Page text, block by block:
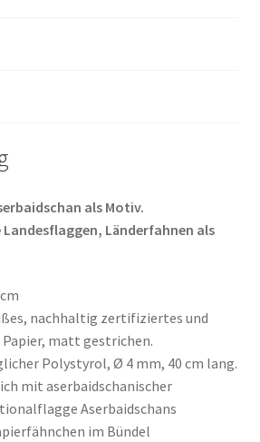
als Motiv.
Länderfahnen als
nachhaltig zertifiziertes und
matt gestrichen.
Polystyrol, Ø 4 mm, 40 cm lang.
mit aserbaidschanischer
Aserbaidschans
im Bündel